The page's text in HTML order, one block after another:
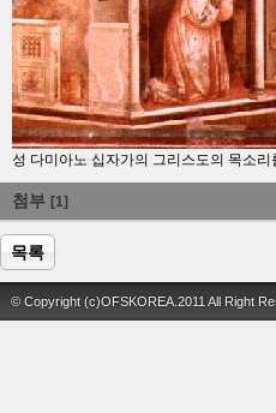
성 다미아노 십자가의 그리스도의 목소리
첨부 [1]
목록
© Copyright (c)OFSKOREA.2011 All Right